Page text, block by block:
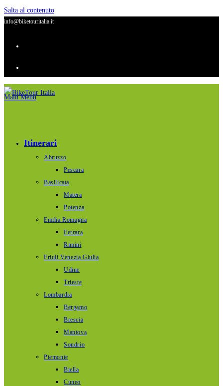
Salta al contenuto
info@biketouritalia.it
Main Menu
Itinerari
Abruzzo
Pescara
Basilicata
Matera
Potenza
Emilia Romagna
Ferrara
Rimini
Friuli Venezia Giulia
Udine
Trieste
Lombardia
Bergamo
Brescia
Mantova
Sondrio
Piemonte
Biella
Cuneo